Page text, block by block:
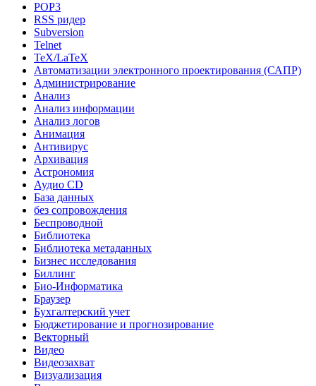
POP3
RSS ридер
Subversion
Telnet
TeX/LaTeX
Автоматизации электронного проектирования (САПР)
Администрирование
Анализ
Анализ информации
Анализ логов
Анимация
Антивирус
Архивация
Астрономия
Аудио CD
База данных
без сопровождения
Беспроводной
Библиотека
Библиотека метаданных
Бизнес исследования
Биллинг
Био-Информатика
Браузер
Бухгалтерский учет
Бюджетирование и прогнозирование
Векторный
Видео
Видеозахват
Визуализация